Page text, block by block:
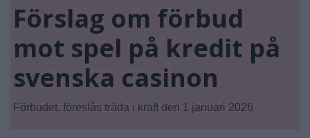
Förslag om förbud
mot spel på kredit på
svenska casinon
Förbudet, föreslås träda i kraft den 1 januari 2026